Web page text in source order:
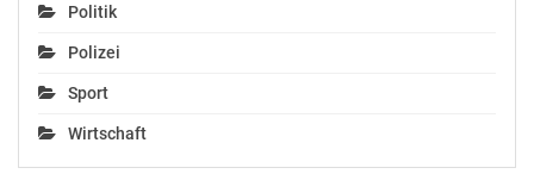
Pflege
In "Politik"
Politik
Polizei
Sport
Wirtschaft